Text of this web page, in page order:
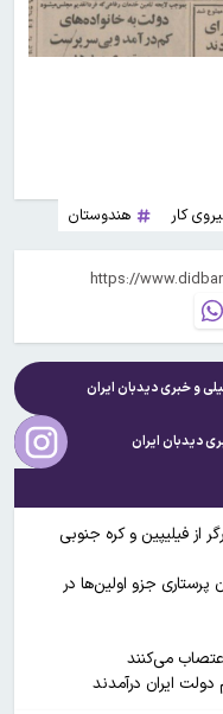
کار هندوستان
و خبریدیدبان ایران
دیدبان ایران
از فیلیپین و کره جنوبی
پرستاری جزو اولین‌ها در
می‌کنند